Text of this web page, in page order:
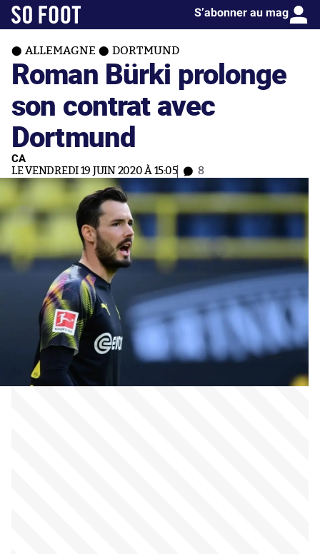
S’abonner au mag
ALLEMAGNE DORTMUND
Roman Bürki prolonge
son contrat avec
Dortmund
CA
LE VENDREDI 19 JUIN 2020 À 15:05 8